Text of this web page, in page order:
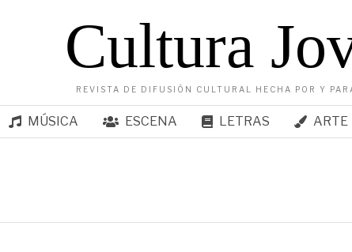
Cultura
REVISTA DE DIFUSIÓN CULTURAL HECHA POR Y
MÚSICA ESCENA LETRAS ARTE